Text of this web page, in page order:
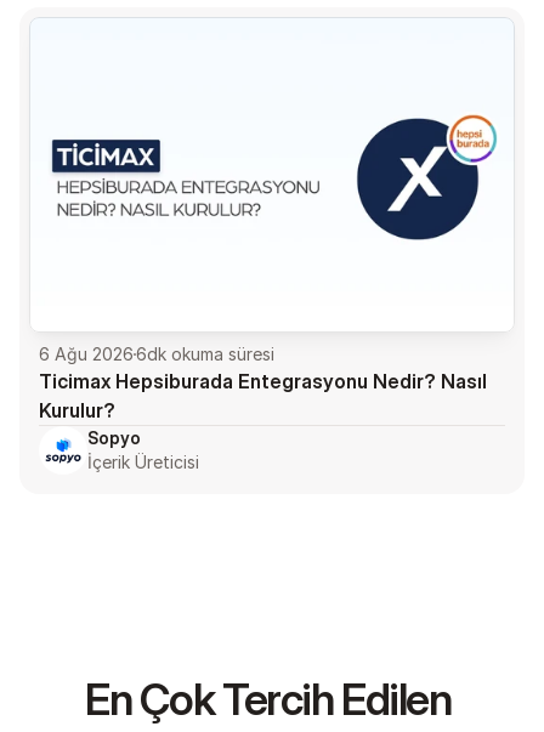
6 Ağu 20266dk okuma süresi
Ticimax Hepsiburada Entegrasyonu Nedir? Nasıl
Kurulur?
Sopyo
İçerik Üreticisi
En Çok Tercih Edilen